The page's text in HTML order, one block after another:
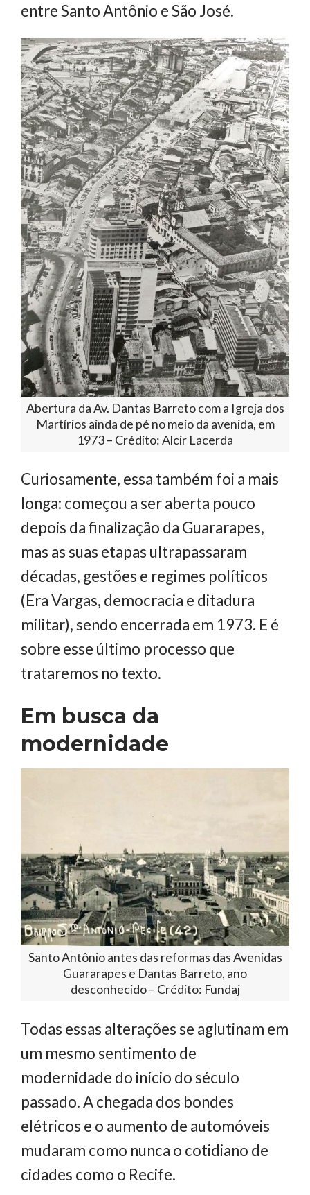
entre Santo Antônio e São José.
Abertura da Av. Dantas Barreto com a Igreja dos
Martírios ainda de pé no meio da avenida, em
1973 – Crédito: Alcir Lacerda
Curiosamente, essa também foi a mais
longa: começou a ser aberta pouco
depois da finalização da Guararapes,
mas as suas etapas ultrapassaram
décadas, gestões e regimes políticos
(Era Vargas, democracia e ditadura
militar), sendo encerrada em 1973. E é
sobre esse último processo que
trataremos no texto.
Em busca da
modernidade
Santo Antônio antes das reformas das Avenidas
Guararapes e Dantas Barreto, ano
desconhecido – Crédito: Fundaj
Todas essas alterações se aglutinam em
um mesmo sentimento de
modernidade do início do século
passado. A chegada dos bondes
elétricos e o aumento de automóveis
mudaram como nunca o cotidiano de
cidades como o Recife.